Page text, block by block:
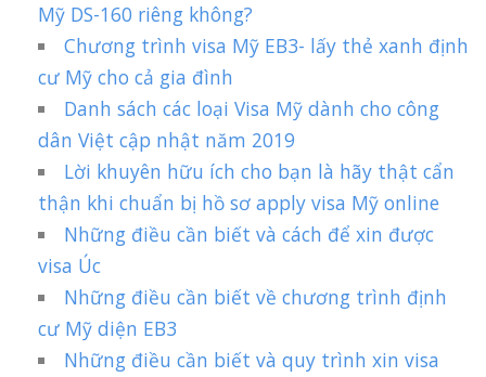
Mỹ DS-160 riêng không?
Chương trình visa Mỹ EB3- lấy thẻ xanh định
cư Mỹ cho cả gia đình
Danh sách các loại Visa Mỹ dành cho công
dân Việt cập nhật năm 2019
Lời khuyên hữu ích cho bạn là hãy thật cẩn
thận khi chuẩn bị hồ sơ apply visa Mỹ online
Những điều cần biết và cách để xin được
visa Úc
Những điều cần biết về chương trình định
cư Mỹ diện EB3
Những điều cần biết và quy trình xin visa